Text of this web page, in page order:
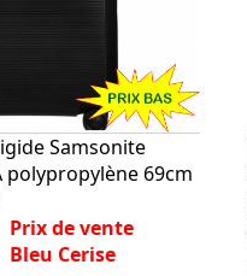
Samsonite
polypropylène 69cm
Prix de vente
Bleu Cerise